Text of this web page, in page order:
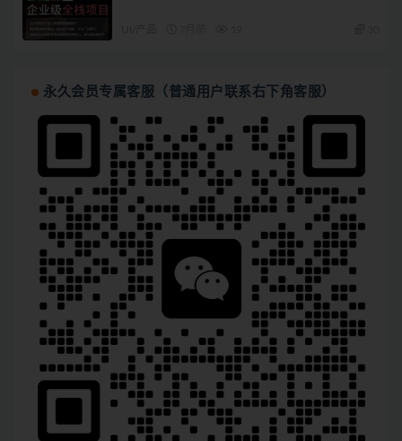
永久会员专属客服（普通用户联系右下角客服）